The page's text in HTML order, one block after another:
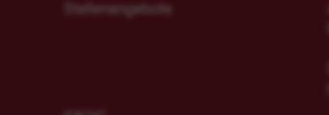
Stellenangebote